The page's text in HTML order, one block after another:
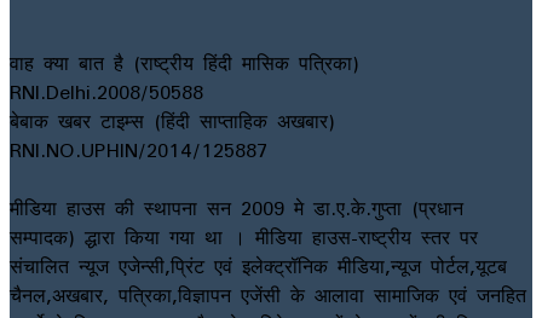
वाह क्या बात है (राष्ट्रीय हिंदी मासिक पत्रिका)
RNI.Delhi.2008/50588
बेबाक खबर टाइम्स (हिंदी साप्ताहिक अखबार)
RNI.NO.UPHIN/2014/125887
मीडिया हाउस की स्थापना सन 2009 मे डा.ए.के.गुप्ता (प्रधान
सम्पादक) द्धारा किया गया था । मीडिया हाउस-राष्ट्रीय स्तर पर
संचालित न्यूज एजेन्सी,प्रिंट एवं इलेक्ट्रॉनिक मीडिया,न्यूज पोर्टल,यूटब
चैनल,अखबार, पत्रिका,विज्ञापन एजेंसी के आलावा सामाजिक एवं जनहित